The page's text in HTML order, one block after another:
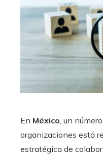
En México , un
organizaciones está
estratégica de